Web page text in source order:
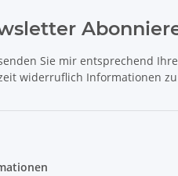
Sie mir entsprechend
widerruflich Informationen